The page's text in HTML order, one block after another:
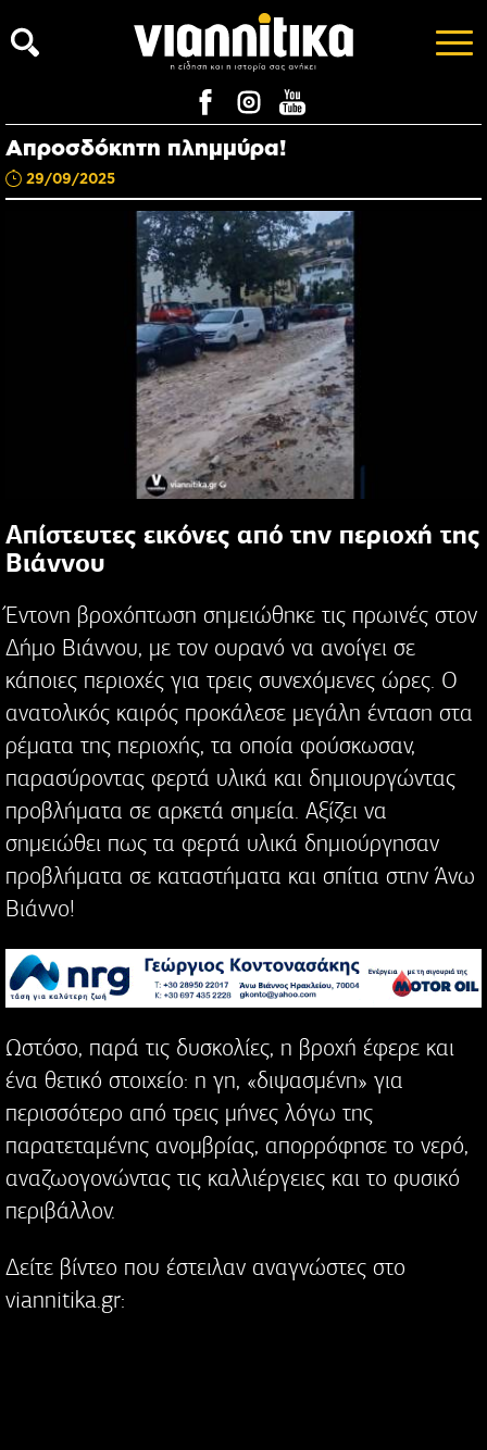
Απροσδόκητη πλημμύρα!
29/09/2025
Απίστευτες εικόνες από την περιοχή της
Βιάννου
Έντονη βροχόπτωση σημειώθηκε τις πρωινές στον
Δήμο Βιάννου, με τον ουρανό να ανοίγει σε
κάποιες περιοχές για τρεις συνεχόμενες ώρες. Ο
ανατολικός καιρός προκάλεσε μεγάλη ένταση στα
ρέματα της περιοχής, τα οποία φούσκωσαν,
παρασύροντας φερτά υλικά και δημιουργώντας
προβλήματα σε αρκετά σημεία. Αξίζει να
σημειώθει πως τα φερτά υλικά δημιούργησαν
προβλήματα σε καταστήματα και σπίτια στην Άνω
Βιάννο!
Ωστόσο, παρά τις δυσκολίες, η βροχή έφερε και
ένα θετικό στοιχείο: η γη, «διψασμένη» για
περισσότερο από τρεις μήνες λόγω της
παρατεταμένης ανομβρίας, απορρόφησε το νερό,
αναζωογονώντας τις καλλιέργειες και το φυσικό
περιβάλλον.
Δείτε βίντεο που έστειλαν αναγνώστες στο
viannitika.gr: